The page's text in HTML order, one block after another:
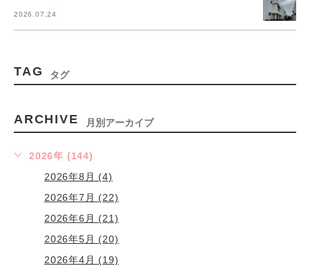
2026.07.24
TAG タグ
ARCHIVE 月別アーカイブ
2026年 (144)
2026年8月 (4)
2026年7月 (22)
2026年6月 (21)
2026年5月 (20)
2026年4月 (19)